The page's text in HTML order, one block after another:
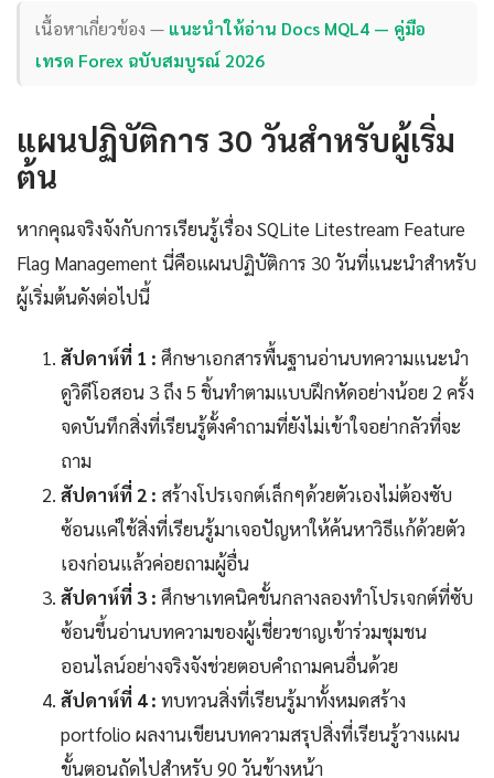
เนื้อหาเกี่ยวข้อง — แนะนำให้อ่าน Docs MQL4 — คู่มือ
เทรด Forex ฉบับสมบูรณ์ 2026
แผนปฏิบัติการ 30 วันสำหรับผู้เริ่ม
ต้น
หากคุณจริงจังกับการเรียนรู้เรื่อง SQLite Litestream Feature
Flag Management นี่คือแผนปฏิบัติการ 30 วันที่แนะนำสำหรับ
ผู้เริ่มต้นดังต่อไปนี้
สัปดาห์ที่ 1 : ศึกษาเอกสารพื้นฐานอ่านบทความแนะนำ
ดูวิดีโอสอน 3 ถึง 5 ชิ้นทำตามแบบฝึกหัดอย่างน้อย 2 ครั้ง
จดบันทึกสิ่งที่เรียนรู้ตั้งคำถามที่ยังไม่เข้าใจอย่ากลัวที่จะ
ถาม
สัปดาห์ที่ 2 : สร้างโปรเจกต์เล็กๆด้วยตัวเองไม่ต้องซับ
ซ้อนแค่ใช้สิ่งที่เรียนรู้มาเจอปัญหาให้ค้นหาวิธีแก้ด้วยตัว
เองก่อนแล้วค่อยถามผู้อื่น
สัปดาห์ที่ 3 : ศึกษาเทคนิคขั้นกลางลองทำโปรเจกต์ที่ซับ
ซ้อนขึ้นอ่านบทความของผู้เชี่ยวชาญเข้าร่วมชุมชน
ออนไลน์อย่างจริงจังช่วยตอบคำถามคนอื่นด้วย
สัปดาห์ที่ 4 : ทบทวนสิ่งที่เรียนรู้มาทั้งหมดสร้าง
portfolio ผลงานเขียนบทความสรุปสิ่งที่เรียนรู้วางแผน
ขั้นตอนถัดไปสำหรับ 90 วันข้างหน้า